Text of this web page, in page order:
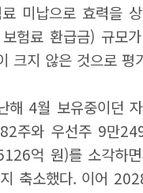
미납으로 효력을
험료 환급금) 규모
크지 않은 것으로 평
해 4월 보유중이던
주와 우선주 9만
억 원)를 소각하
축소했다. 이어